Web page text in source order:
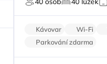
Oslavy/párty
Kávovar Wi-Fi
Parkování zdarma